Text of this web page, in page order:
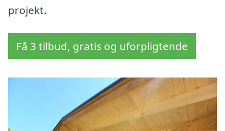
projekt.
Få 3 tilbud, gratis og uforpligtende